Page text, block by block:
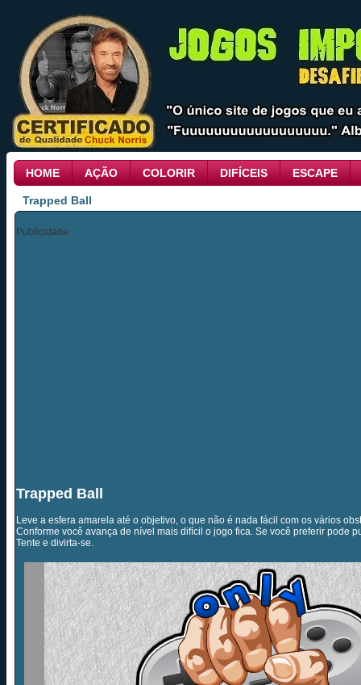
HOME AÇÃO COLORIR DIFÍCEIS ESCAPE
Trapped Ball
Publicidade
Trapped Ball
Leve a esfera amarela até o objetivo, o que não é nada fácil com os vários
Conforme você avança de nível mais difícil o jogo fica. Se você preferir pode
Tente e divirta-se.